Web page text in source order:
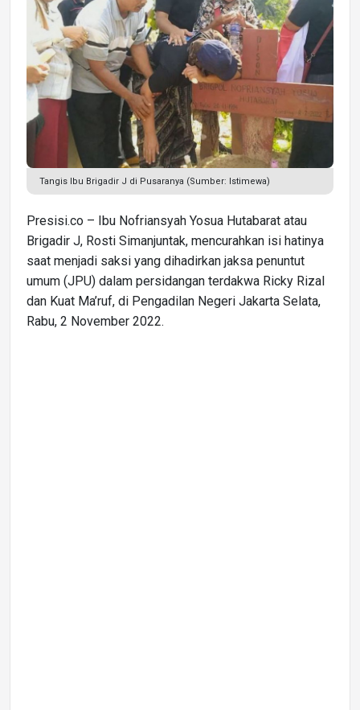
Tangis Ibu Brigadir J di Pusaranya (Sumber: Istimewa)
Presisi.co – Ibu Nofriansyah Yosua Hutabarat atau
Brigadir J, Rosti Simanjuntak, mencurahkan isi hatinya
saat menjadi saksi yang dihadirkan jaksa penuntut
umum (JPU) dalam persidangan terdakwa Ricky Rizal
dan Kuat Ma’ruf, di Pengadilan Negeri Jakarta Selata,
Rabu, 2 November 2022.